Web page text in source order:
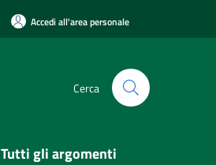
Accedi all'area personale
Cerca
Tutti gli argomenti